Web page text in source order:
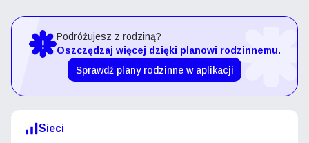
Podróżujesz z rodziną?
Oszczędzaj więcej dzięki planowi rodzinnemu.
Sprawdź plany rodzinne w aplikacji
Sieci